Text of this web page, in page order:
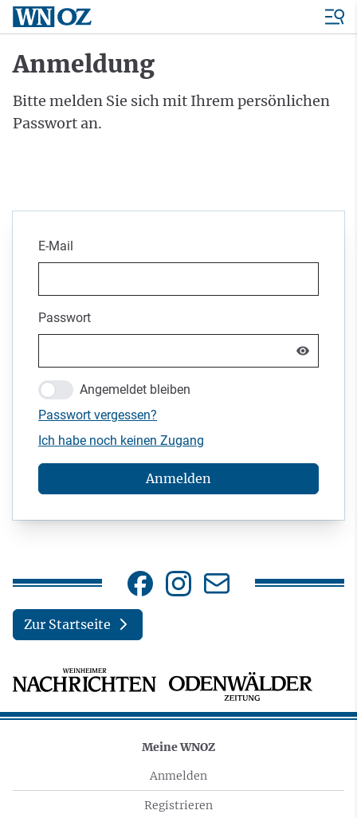
Anmeldung
Bitte melden Sie sich mit Ihrem persönlichen
Passwort an.
E-Mail
Passwort
Angemeldet bleiben
Passwort vergessen?
Ich habe noch keinen Zugang
Anmelden
Zur Startseite
Meine WNOZ
Anmelden
Registrieren